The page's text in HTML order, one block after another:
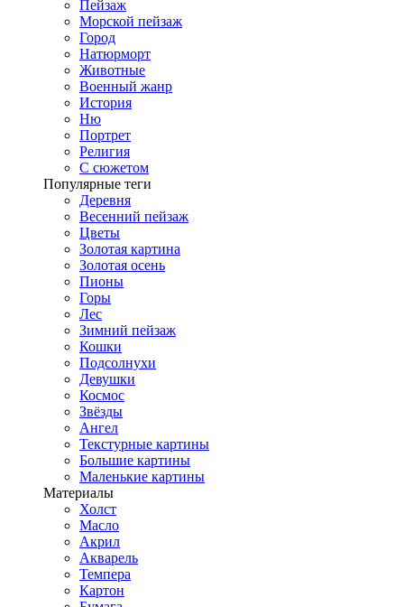
Пейзаж
Морской пейзаж
Город
Натюрморт
Животные
Военный жанр
История
Ню
Портрет
Религия
С сюжетом
Популярные теги
Деревня
Весенний пейзаж
Цветы
Золотая картина
Золотая осень
Пионы
Горы
Лес
Зимний пейзаж
Кошки
Подсолнухи
Девушки
Космос
Звёзды
Ангел
Текстурные картины
Большие картины
Маленькие картины
Материалы
Холст
Масло
Акрил
Акварель
Темпера
Картон